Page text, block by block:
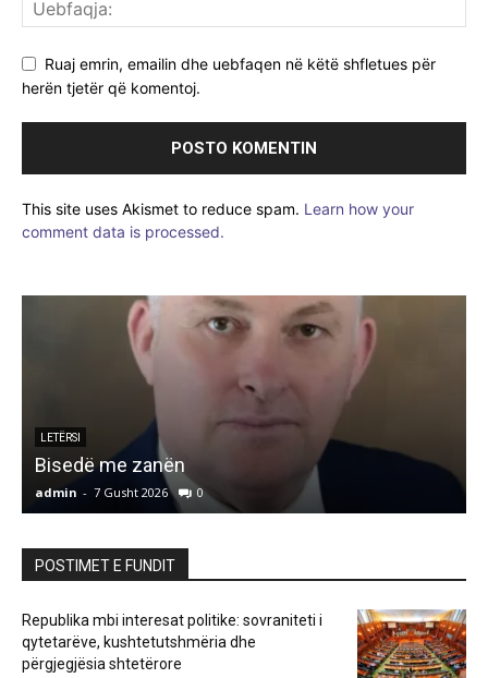
Ruaj emrin, emailin dhe uebfaqen në këtë shfletues për
herën tjetër që komentoj.
This site uses Akismet to reduce spam. Learn how your
comment data is processed.
LETËRSI
Bisedë me zanën
admin - 7 Gusht 2026 0
POSTIMET E FUNDIT
Republika mbi interesat politike: sovraniteti i
qytetarëve, kushtetutshmëria dhe
përgjegjësia shtetërore